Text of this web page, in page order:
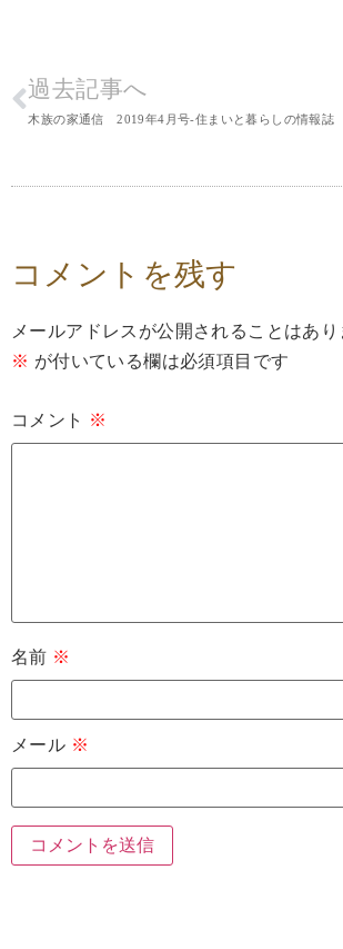
過去記事へ
木族の家通信 2019年4月号-住まいと暮らしの情報誌
コメントを残す
メールアドレスが公開されることはあり
※ が付いている欄は必須項目です
コメント ※
名前 ※
メール ※